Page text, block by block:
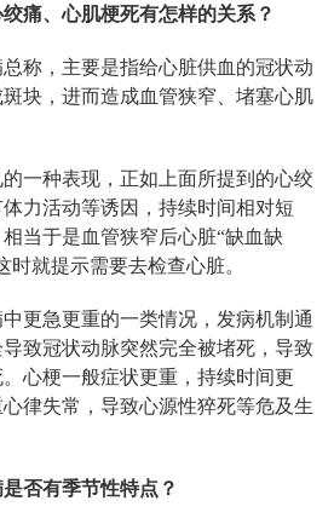
痛、心肌梗死有怎样的关系？
称，主要是指给心脏供血的冠状动
块，进而造成血管狭窄、堵塞心肌
一种表现，正如上面所提到的心绞
力活动等诱因，持续时间相对短
当于是血管狭窄后心脏“缺血缺
时就提示需要去检查心脏。
更急更重的一类情况，发病机制通
致冠状动脉突然完全被堵死，导致
心梗一般症状更重，持续时间更
律失常，导致心源性猝死等危及生
否有季节性特点？